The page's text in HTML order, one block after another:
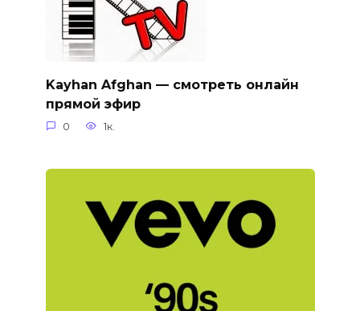
Kayhan Afghan — смотреть онлайн
прямой эфир
0 1к.